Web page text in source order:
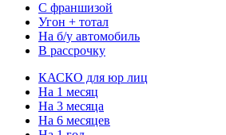
С франшизой
Угон + тотал
На б/у автомобиль
В рассрочку
КАСКО для юр лиц
На 1 месяц
На 3 месяца
На 6 месяцев